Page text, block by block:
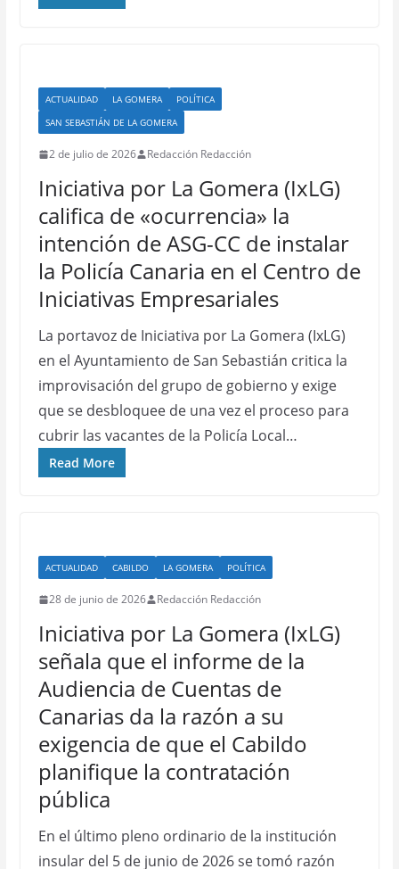
ACTUALIDAD LA GOMERA
POLÍTICA
SAN SEBASTIÁN DE LA GOMERA
2 de julio de 2026 Redacción Redacción
Iniciativa por La Gomera (IxLG)
califica de «ocurrencia» la
intención de ASG-CC de instalar
la Policía Canaria en el Centro de
Iniciativas Empresariales
La portavoz de Iniciativa por La Gomera (IxLG)
en el Ayuntamiento de San Sebastián critica la
improvisación del grupo de gobierno y exige
que se desbloquee de una vez el proceso para
cubrir las vacantes de la Policía Local…
Read More
ACTUALIDAD CABILDO LA GOMERA POLÍTICA
28 de junio de 2026 Redacción Redacción
Iniciativa por La Gomera (IxLG)
señala que el informe de la
Audiencia de Cuentas de
Canarias da la razón a su
exigencia de que el Cabildo
planifique la contratación
pública
En el último pleno ordinario de la institución
insular del 5 de junio de 2026 se tomó razón